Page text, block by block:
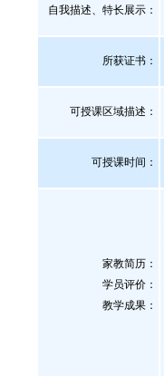
自我描述、特长展示 ：
所获证书 ：
可授课区域描述：
可授课时间：
家教简历：
学员评价：
教学成果：